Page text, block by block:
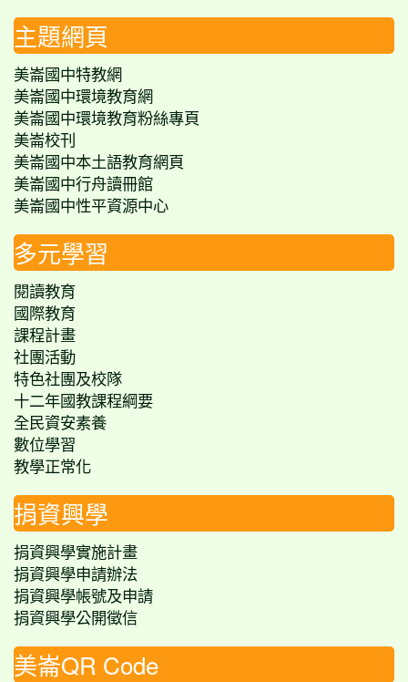
主題網頁
美崙國中特教網
美崙國中環境教育網
美崙國中環境教育粉絲專頁
美崙校刊
美崙國中本土語教育網頁
美崙國中行舟讀冊館
美崙國中性平資源中心
多元學習
閱讀教育
國際教育
課程計畫
社團活動
特色社團及校隊
十二年國教課程綱要
全民資安素養
數位學習
教學正常化
捐資興學
捐資興學實施計畫
捐資興學申請辦法
捐資興學帳號及申請
捐資興學公開徵信
美崙QR Code